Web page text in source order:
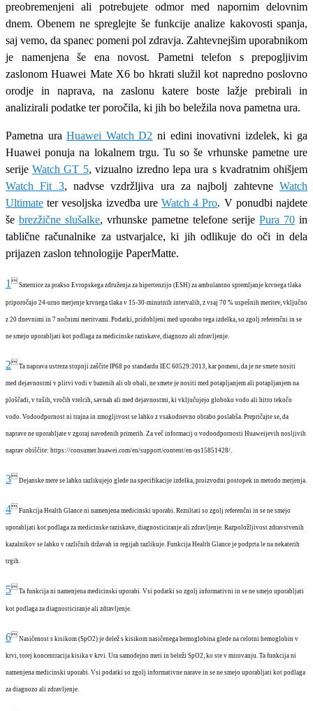
preobremenjeni ali potrebujete odmor med napornim delovnim
dnem. Obenem ne spreglejte še funkcije analize kakovosti spanja,
saj vemo, da spanec pomeni pol zdravja. Zahtevnejšim uporabnikom
je namenjena še ena novost. Pametni telefon s prepogljivim
zaslonom Huawei Mate X6 bo hkrati služil kot napredno poslovno
orodje in naprava, na zaslonu katere boste lažje prebirali in
analizirali podatke ter poročila, ki jih bo beležila nova pametna ura.
Pametna uraHuawei Watch D2 ni edini inovativni izdelek, ki ga
Huawei ponuja na lokalnem trgu. Tu so še vrhunske pametne ure
serijeWatch GT 5, vizualno izredno lepa ura s kvadratnim ohišjem
Watch Fit 3, nadvse vzdržljiva ura za najbolj zahtevneWatch
Ultimate ter vesoljska izvedba ure Watch 4 Pro. V ponudbi najdete
še brezžične slušalke, vrhunske pametne telefone serije Pura 70 in
tablične računalnike za ustvarjalce, ki jih odlikuje do oči in dela
prijazen zaslon tehnologije PaperMatte.
1
Smernice za prakso Evropskega združenja za hipertenzijo (ESH) za ambulantno spremljanje krvnega tlaka
priporočajo 24-urno merjenje krvnega tlaka v 15-30-minutnih intervalih, z vsaj 70 % uspešnih meritev, vključno
z 20 dnevnimi in 7 nočnimi meritvami. Podatki, pridobljeni med uporabo tega izdelka, so zgolj referenčni in se
ne smejo uporabljati kot podlaga za medicinske raziskave, diagnozo ali zdravljenje.
2
Ta naprava ustreza stopnji zaščite IP68 po standardu IEC 60529:2013, kar pomeni, da je ne smete nositi
med dejavnostmi v plitvi vodi v bazenih ali ob obali, ne smete je nositi med potapljanjem ali potapljanjem na
ploščadi, v tuših, vročih vrelcih, savnah ali med dejavnostmi, ki vključujejo globoko vodo ali hitro tekočo
vodo. Vodoodpornost ni trajna in zmogljivost se lahko z vsakodnevno obrabo poslabša. Prepričajte se, da
naprave ne uporabljate v zgoraj navedenih primerih. Za več informacij o vodoodpornosti Huaweijevih nosljivih
naprav obiščite: https://consumer.huawei.com/en/support/content/en-us15851428/.
3
Dejanske mere se lahko razlikujejo glede na specifikacije izdelka, proizvodni postopek in metodo merjenja.
4
Funkcija Health Glance ni namenjena medicinski uporabi. Rezultati so zgolj referenčni in se ne smejo
uporabljati kot podlaga za medicinske raziskave, diagnosticiranje ali zdravljenje. Razpoložljivost zdravstvenih
kazalnikov se lahko v različnih državah in regijah razlikuje. Funkcija Health Glance je podprta le na nekaterih
trgih.
5
Ta funkcija ni namenjena medicinski uporabi. Vsi podatki so zgolj informativni in se ne smejo uporabljati
kot podlaga za diagnosticiranje ali zdravljenje.
6
Nasičenost s kisikom (SpO2) je delež s kisikom nasičenega hemoglobina glede na celotni hemoglobin v
krvi, torej koncentracija kisika v krvi. Ura samodejno meri in beleži SpO2, ko ste v mirovanju. Ta funkcija ni
namenjena medicinski uporabi. Vsi podatki so zgolj informativne narave in se ne smejo uporabljati kot podlaga
za diagnozo ali zdravljenje.